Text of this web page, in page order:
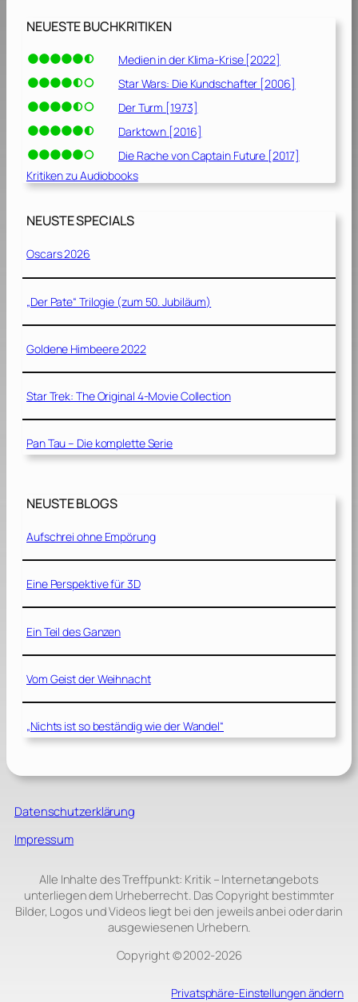
NEUESTE BUCHKRITIKEN
Medien in der Klima-Krise [2022]
Star Wars: Die Kundschafter [2006]
Der Turm [1973]
Darktown [2016]
Die Rache von Captain Future [2017]
Kritiken zu Audiobooks
NEUSTE SPECIALS
Oscars 2026
„Der Pate“ Trilogie (zum 50. Jubiläum)
Goldene Himbeere 2022
Star Trek: The Original 4-Movie Collection
Pan Tau – Die komplette Serie
NEUSTE BLOGS
Aufschrei ohne Empörung
Eine Perspektive für 3D
Ein Teil des Ganzen
Vom Geist der Weihnacht
„Nichts ist so beständig wie der Wandel“
Datenschutzerklärung
Impressum
Alle Inhalte des Treffpunkt: Kritik – Internetangebots
unterliegen dem Urheberrecht. Das Copyright bestimmter
Bilder, Logos und Videos liegt bei den jeweils anbei oder darin
ausgewiesenen Urhebern.
Copyright © 2002‑2026
Privatsphäre-Einstellungen ändern